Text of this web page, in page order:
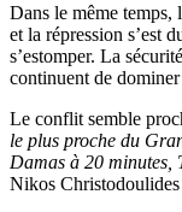
Dans le même temps,
et la répression s’est
s’estomper. La
continuent de
Le conflit semble
le plus proche du
Damas à 20 minutes,
Nikos Christodoulides